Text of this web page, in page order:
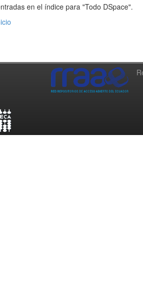
en el índice para "Todo DSpace".